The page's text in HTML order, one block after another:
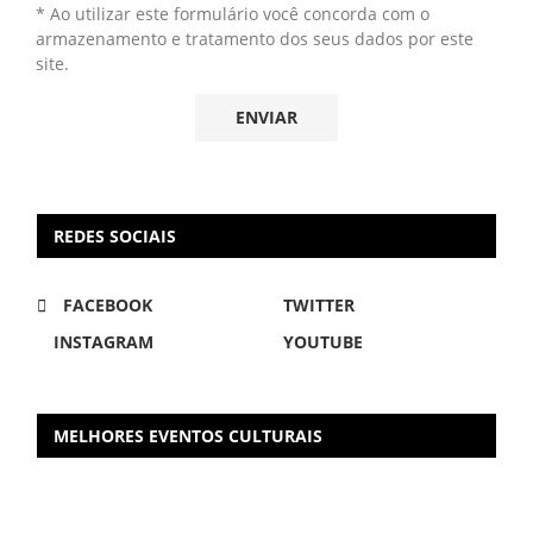
* Ao utilizar este formulário você concorda com o
armazenamento e tratamento dos seus dados por este
site.
REDES SOCIAIS
FACEBOOK
TWITTER
INSTAGRAM
YOUTUBE
MELHORES EVENTOS CULTURAIS